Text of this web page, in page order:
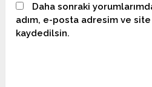
Daha sonraki
adım, e-posta adresim ve
kaydedilsin.